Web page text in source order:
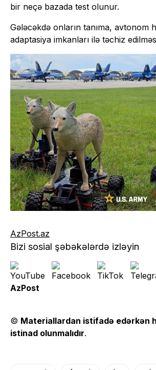
bir neçə bazada test olunur.
Gələcəkdə onların tanıma, avtonom
adaptasiya imkanları ilə təchiz
AzPost.az
Bizi sosial şəbəkələrdə izləyin
AzPost
© Materiallardan istifadə edərkən
istinad olunmalıdır.